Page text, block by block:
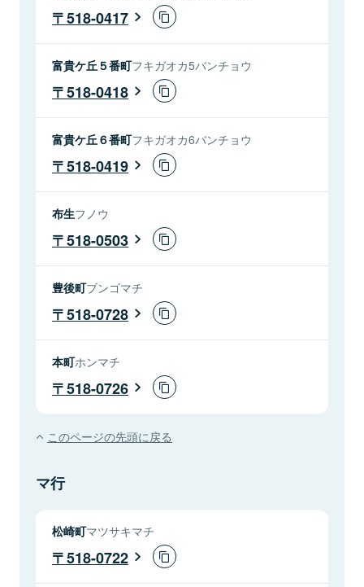
518-0417
富貴ケ丘５番町フキガオカ5バンチョウ
518-0418
富貴ケ丘６番町フキガオカ6バンチョウ
518-0419
布生フノウ
518-0503
豊後町ブンゴマチ
518-0728
本町ホンマチ
518-0726
このページの先頭に戻る
マ行
松崎町マツサキマチ
518-0722